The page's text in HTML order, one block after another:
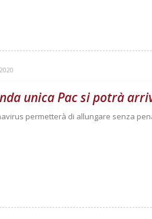
unica Pac si potrà
permetterà di allungare senza